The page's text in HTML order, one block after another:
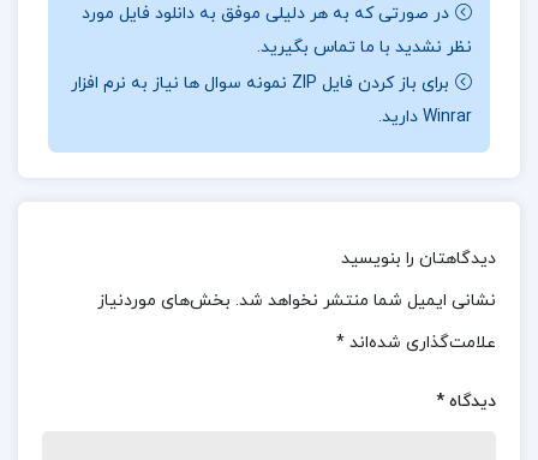
در طول داستان، ژان که یک هنرمند است، در جستجوی
زیبایی در دنیا و معنای زندگی خود می‌باشد. زن که یک
نویسنده است، به دنبال حقیقت است و معتقد است
که حقیقت، معنای زندگی را به انسان می‌بخشد. این دو
نفر، با دیدگاهی تازه و متفاوت به دنیا، به یکدیگر کمک
است؟
است و به موضوعاتی همچون عشق، زندگی، مرگ و
در صورتی که به هر دلیلی موفق به دانلود فایل مورد
نظر نشدید با ما تماس بگیرید.
برای باز کردن فایل ZIP نمونه سوال ها نیاز به نرم افزار
Winrar دارید.
دیدگاهتان را بنویسید
نشانی ایمیل شما منتشر نخواهد شد. بخش‌های موردنیاز
علامت‌گذاری شده‌اند *
دیدگاه *